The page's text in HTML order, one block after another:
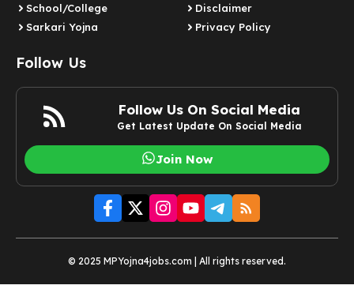
School/College
Sarkari Yojna
Disclaimer
Privacy Policy
Follow Us
Follow Us On Social Media
Get Latest Update On Social Media
Join Now
© 2025 MPYojna4jobs.com | All rights reserved.